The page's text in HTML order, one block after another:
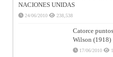
NACIONES UNIDAS
24/06/2010 238,538
Catorce
Wilson (1918)
17/06/2010